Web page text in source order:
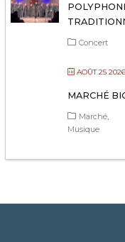
Concert
AOÛT 25 2026
MARCHÉ
Marché
Musique